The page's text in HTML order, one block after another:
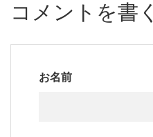
コメントを書く
お名前